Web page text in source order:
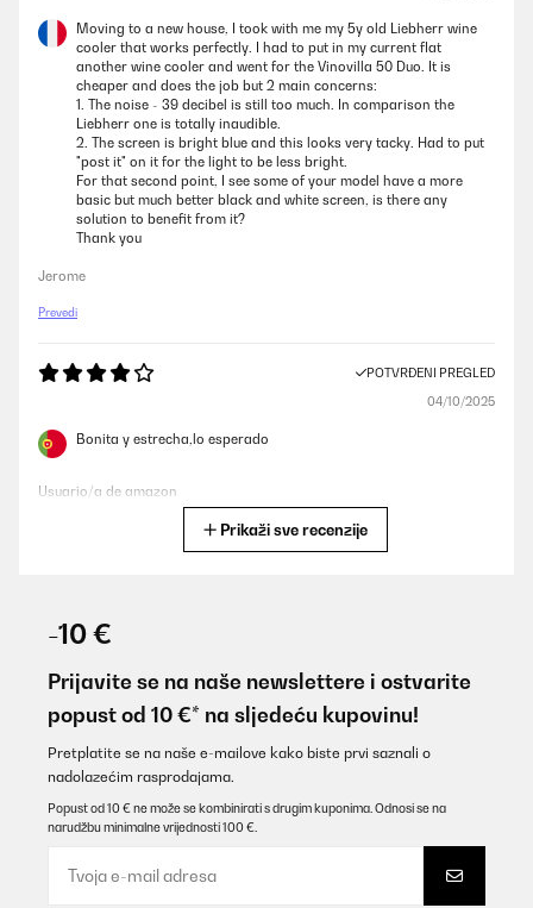
Moving to a new house, I took with me my 5y old Liebherr wine
cooler that works perfectly. I had to put in my current flat
another wine cooler and went for the Vinovilla 50 Duo. It is
cheaper and does the job but 2 main concerns:
1. The noise - 39 decibel is still too much. In comparison the
Liebherr one is totally inaudible.
2. The screen is bright blue and this looks very tacky. Had to put
"post it" on it for the light to be less bright.
For that second point, I see some of your model have a more
basic but much better black and white screen, is there any
solution to benefit from it?
Thank you
Jerome
Prevedi
POTVRĐENI PREGLED
04/10/2025
Bonita y estrecha,lo esperado
Usuario/a de amazon
Amazon-Benutzer
POTVRĐENI PREGLED
Optik super. Preis ist auch in Ordnung.
Aber……viel zu laut. Hab ihn jetzt gerade mal 2 Tage in meiner
Prikaži sve recenzije
-10 €
Prijavite se na naše newslettere i ostvarite
popust od 10 €* na sljedeću kupovinu!
Pretplatite se na naše e-mailove kako biste prvi saznali o
nadolazećim rasprodajama.
Popust od 10 € ne može se kombinirati s drugim kuponima. Odnosi se na
narudžbu minimalne vrijednosti 100 €.